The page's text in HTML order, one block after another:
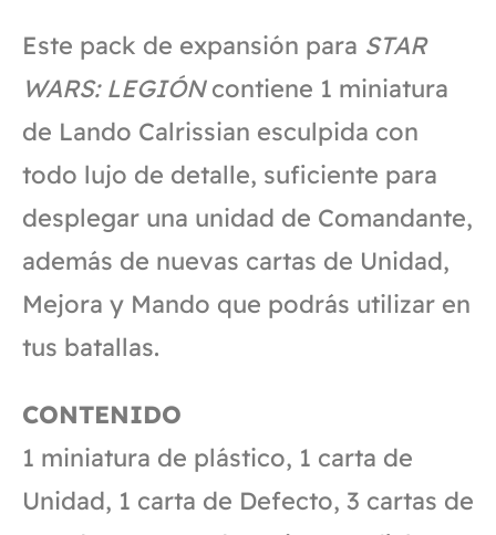
Este pack de expansión para STAR
WARS: LEGIÓNcontiene 1 miniatura
de Lando Calrissian esculpida con
todo lujo de detalle, suficiente para
desplegar una unidad de Comandante,
además de nuevas cartas de Unidad,
Mejora y Mando que podrás utilizar en
tus batallas.
CONTENIDO
1 miniatura de plástico, 1 carta de
Unidad, 1 carta de Defecto, 3 cartas de